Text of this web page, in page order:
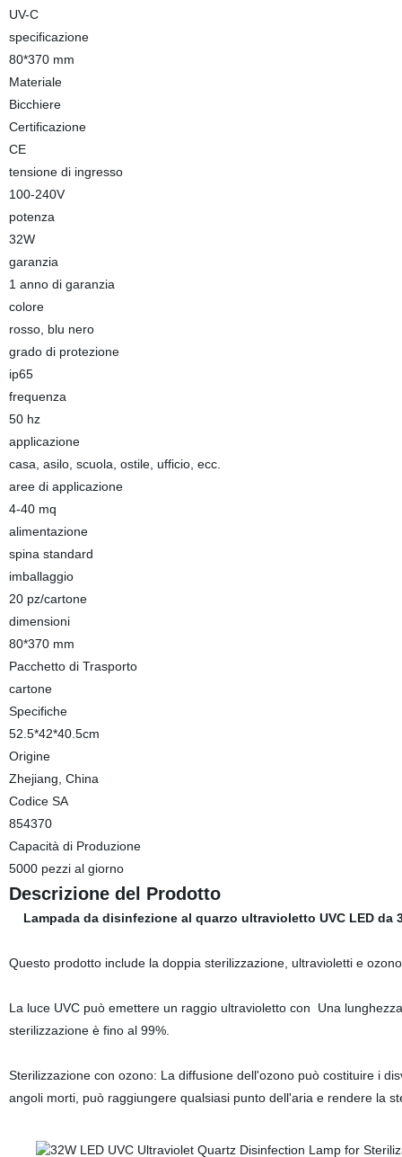
UV-C
specificazione
80*370 mm
Materiale
Bicchiere
Certificazione
CE
tensione di ingresso
100-240V
potenza
32W
garanzia
1 anno di garanzia
colore
rosso, blu nero
grado di protezione
ip65
frequenza
50 hz
applicazione
casa, asilo, scuola, ostile, ufficio, ecc.
aree di applicazione
4-40 mq
alimentazione
spina standard
imballaggio
20 pz/cartone
dimensioni
80*370 mm
Pacchetto di Trasporto
cartone
Specifiche
52.5*42*40.5cm
Origine
Zhejiang, China
Codice SA
854370
Capacità di Produzione
5000 pezzi al giorno
Descrizione del Prodotto
Lampada da disinfezione al quarzo ultravioletto UVC LED da
Questo prodotto include la doppia sterilizzazione, ultravioletti e
La luce UVC può emettere un raggio ultravioletto con Una
sterilizzazione è fino al 99%.
Sterilizzazione con ozono: La diffusione dell'ozono può costituire i
angoli morti, può raggiungere qualsiasi punto dell'aria e rendere la